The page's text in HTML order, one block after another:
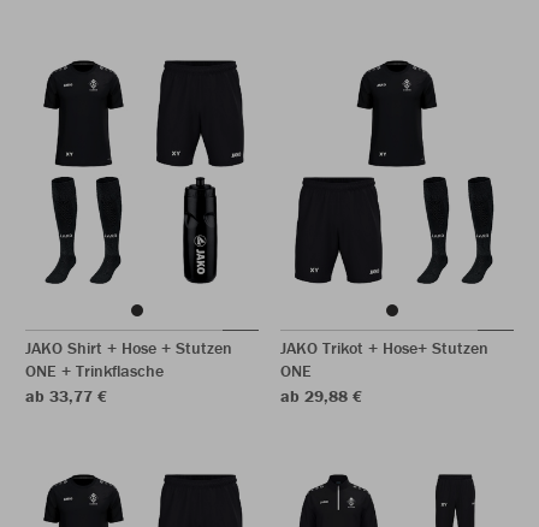
JAKO Shirt + Hose + Stutzen
ONE + Trinkflasche
ab 33,77 €
JAKO Trikot + Hose+ Stutzen
ONE
ab 29,88 €